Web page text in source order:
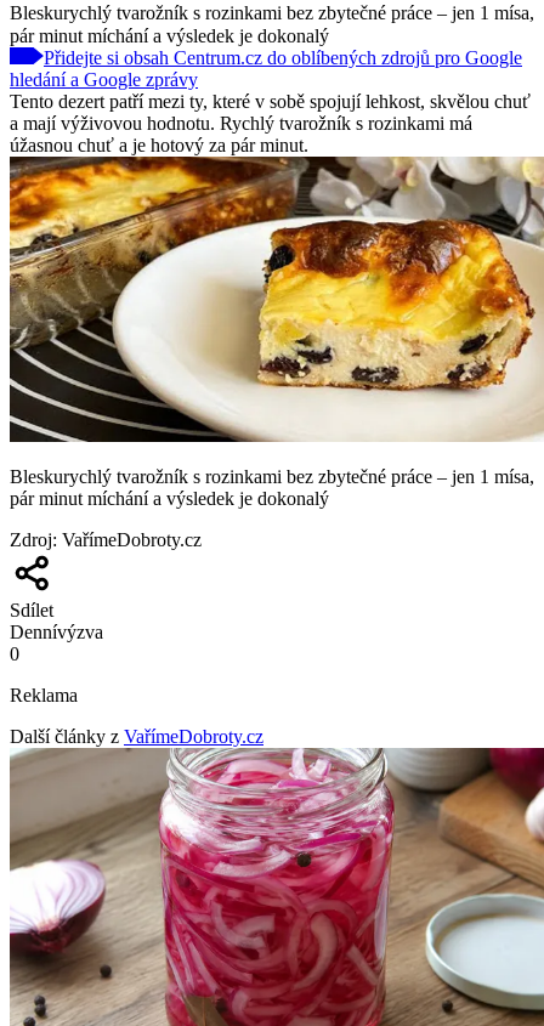
Bleskurychlý tvarožník s rozinkami bez zbytečné práce – jen 1 mísa,
pár minut míchání a výsledek je dokonalý
Přidejte si obsah Centrum.cz do oblíbených zdrojů pro Google
hledání a Google zprávy
Tento dezert patří mezi ty, které v sobě spojují lehkost, skvělou chuť
a mají výživovou hodnotu. Rychlý tvarožník s rozinkami má
úžasnou chuť a je hotový za pár minut.
Bleskurychlý tvarožník s rozinkami bez zbytečné práce – jen 1 mísa,
pár minut míchání a výsledek je dokonalý
Zdroj: VařímeDobroty.cz
Sdílet
Dennívýzva
0
Reklama
Další články z VařímeDobroty.cz